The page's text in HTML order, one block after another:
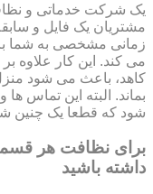
یک شرکت خدماتی و
مشتریان یک فایل و
زمانی مشخصی به شما
می کند. این کار علاوه
کاهد، باعث می شود
بماند. البته این تماس ها
شود که قطعا یک چنین
برای نظافت هر
داشته باشید